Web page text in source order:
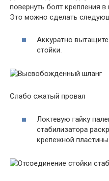
повернуть болт крепления
Это можно сделать
Аккуратно
стойки.
Слабо сжатый провал
Локтевую гайку
стабилизатора
крепежной